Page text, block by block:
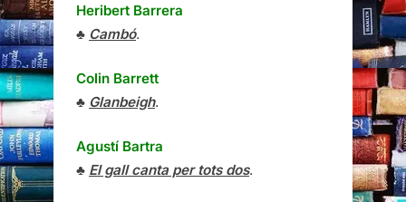
Heribert Barrera
♣ Cambó.
Colin Barrett
♣ Glanbeigh.
Agustí Bartra
♣ El gall canta per tots dos.